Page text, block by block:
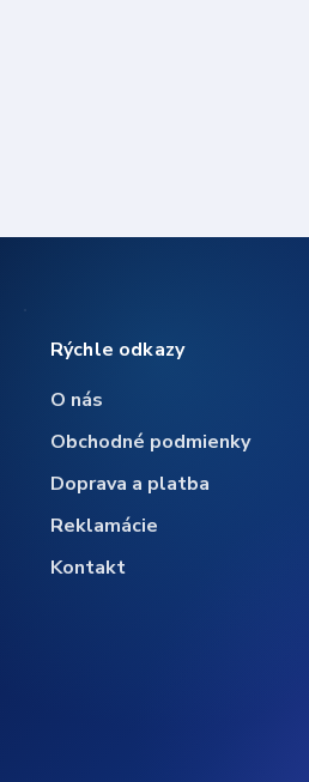
Rýchle odkazy
O nás
Obchodné podmienky
Doprava a platba
Reklamácie
Kontakt